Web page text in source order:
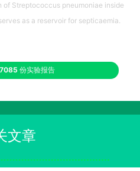
of Streptococcus pneumoniae inside
as a reservoir for septicaemia.
份实验报告
文章